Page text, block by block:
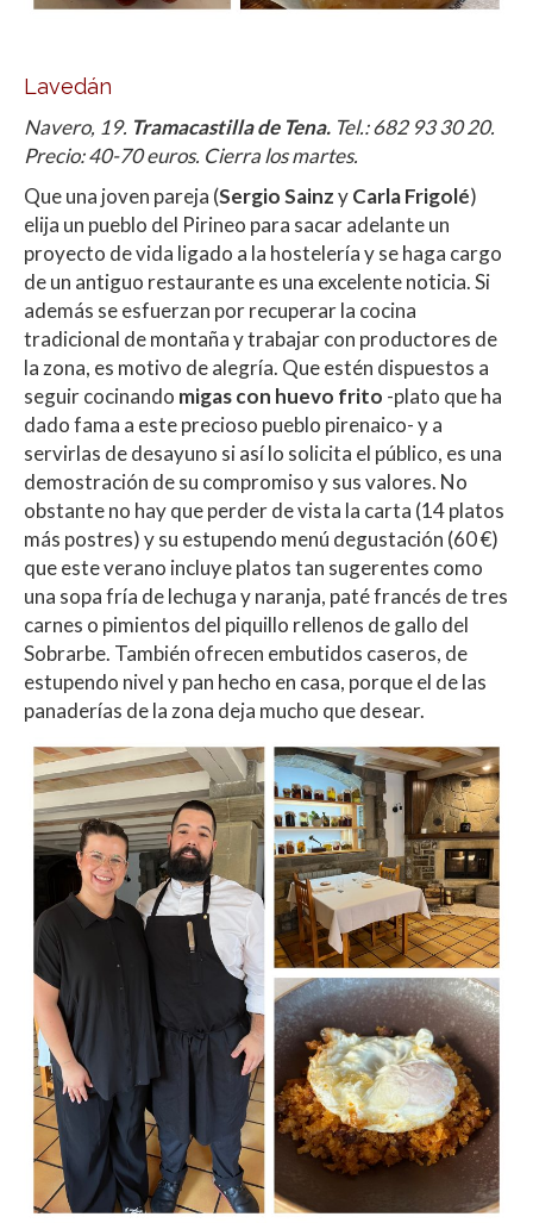
Lavedán
Navero, 19. Tramacastilla de Tena. Tel.: 682 93 30 20.
Precio: 40-70 euros. Cierra los martes.
Que una joven pareja (Sergio SainzyCarla Frigolé)
elija un pueblo del Pirineo para sacar adelante un
proyecto de vida ligado a la hostelería y se haga cargo
de un antiguo restaurante es una excelente noticia. Si
además se esfuerzan por recuperar la cocina
tradicional de montaña y trabajar con productores de
la zona, es motivo de alegría. Que estén dispuestos a
seguir cocinando migas con huevo frito -plato que ha
dado fama a este precioso pueblo pirenaico- y a
servirlas de desayuno si así lo solicita el público, es una
demostración de su compromiso y sus valores. No
obstante no hay que perder de vista la carta (14 platos
más postres) y su estupendo menú degustación (60 €)
que este verano incluye platos tan sugerentes como
una sopa fría de lechuga y naranja, paté francés de tres
carnes o pimientos del piquillo rellenos de gallo del
Sobrarbe. También ofrecen embutidos caseros, de
estupendo nivel y pan hecho en casa, porque el de las
panaderías de la zona deja mucho que desear.